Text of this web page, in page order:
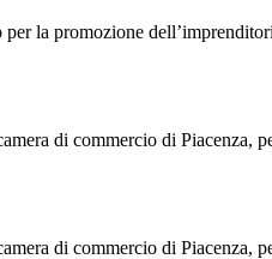
la promozione
di commercio di
di commercio di